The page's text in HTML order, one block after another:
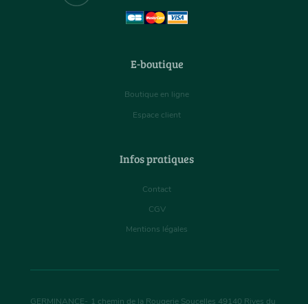
E-boutique
Boutique en ligne
Espace client
Infos pratiques
Contact
CGV
Mentions légales
GERMINANCE- 1 chemin de la Rougerie Soucelles 49140 Rives du